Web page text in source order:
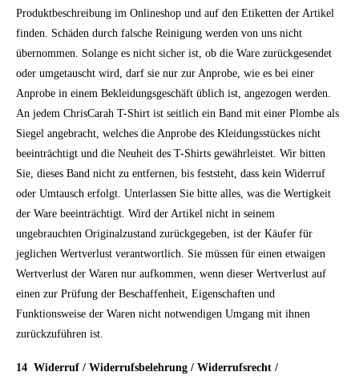
Produktbeschreibung im Onlineshop und auf den Etiketten der Artikel
finden. Schäden durch falsche Reinigung werden von uns nicht
übernommen. Solange es nicht sicher ist, ob die Ware zurückgesendet
oder umgetauscht wird, darf sie nur zur Anprobe, wie es bei einer
Anprobe in einem Bekleidungsgeschäft üblich ist, angezogen werden.
An jedem ChrisCarah T-Shirt ist seitlich ein Band mit einer Plombe als
Siegel angebracht, welches die Anprobe des Kleidungsstückes nicht
beeinträchtigt und die Neuheit des T-Shirts gewährleistet. Wir bitten
Sie, dieses Band nicht zu entfernen, bis feststeht, dass kein Widerruf
oder Umtausch erfolgt. Unterlassen Sie bitte alles, was die Wertigkeit
der Ware beeinträchtigt. Wird der Artikel nicht in seinem
ungebrauchten Originalzustand zurückgegeben, ist der Käufer für
jeglichen Wertverlust verantwortlich.
Sie müssen für einen etwaigen
Wertverlust der Waren nur aufkommen, wenn dieser Wertverlust auf
einen zur Prüfung der Beschaffenheit, Eigenschaften und
Funktionsweise der Waren nicht notwendigen Umgang mit ihnen
zurückzuführen ist.
14 Widerruf / Widerrufsbelehrung / Widerrufsrecht /